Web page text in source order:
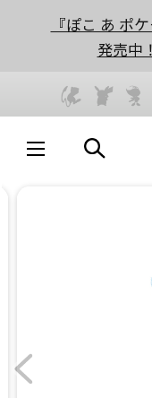
『ぽこ あ ポ
発売中